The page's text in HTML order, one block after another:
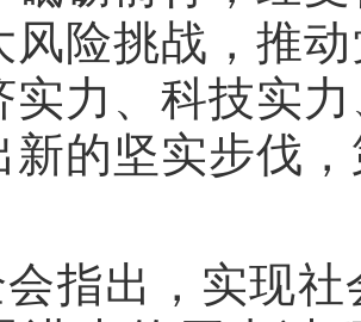
风险挑战，推
实力、科技实
新的坚实步伐
指出，实现